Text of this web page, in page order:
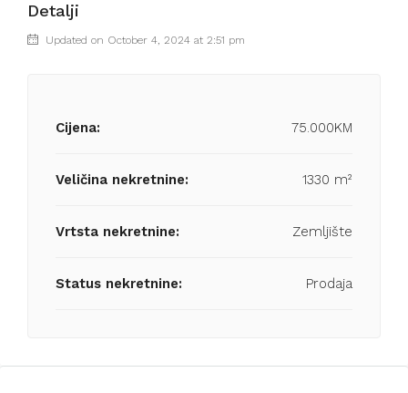
Detalji
Updated on October 4, 2024 at 2:51 pm
Cijena: 75.000KM
Veličina nekretnine: 1330 m²
Vrtsta nekretnine: Zemljište
Status nekretnine: Prodaja